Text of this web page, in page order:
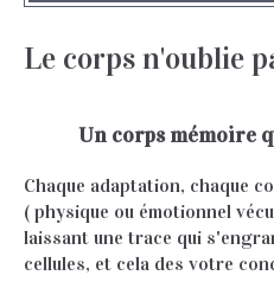
Le corps n'oublie
Un corps mémoire
Chaque adaptation, chaque
( physique ou émotionnel
laissant une trace qui
cellules, et cela des votre